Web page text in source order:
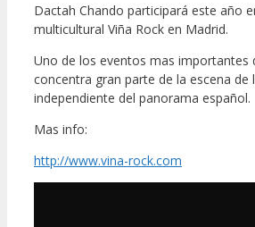
Dactah Chando participará este año
multicultural Viña Rock en Madrid.
Uno de los eventos mas importantes
concentra gran parte de la escena de
independiente del panorama español.
Mas info:
http://www.vina-rock.com